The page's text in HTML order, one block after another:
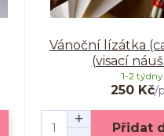
Vánoční lízátka
(visací
250 Kč/
1-2 týdny
Přidat